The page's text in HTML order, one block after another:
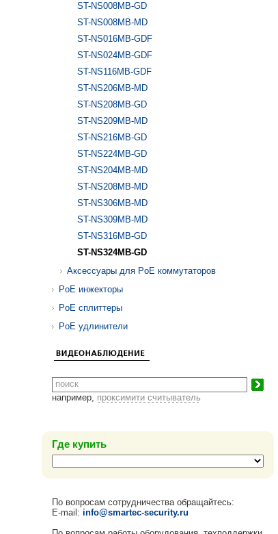
ST-NS008MB-GD
ST-NS008MB-MD
ST-NS016MB-GDF
ST-NS024MB-GDF
ST-NS116MB-GDF
ST-NS206MB-MD
ST-NS208MB-GD
ST-NS209MB-MD
ST-NS216MB-GD
ST-NS224MB-GD
ST-NS204MB-MD
ST-NS208MB-MD
ST-NS306MB-MD
ST-NS309MB-MD
ST-NS316MB-GD
ST-NS324MB-GD
Аксессуары для PoE коммутаторов
PoE инжекторы
PoE сплиттеры
PoE удлинители
например, проксимити считыватель
Где купить
По вопросам сотрудничества обращайтесь:
E-mail: info@smartec-security.ru